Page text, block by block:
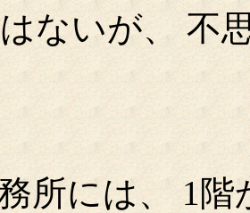
ないが、 不
には、 1階